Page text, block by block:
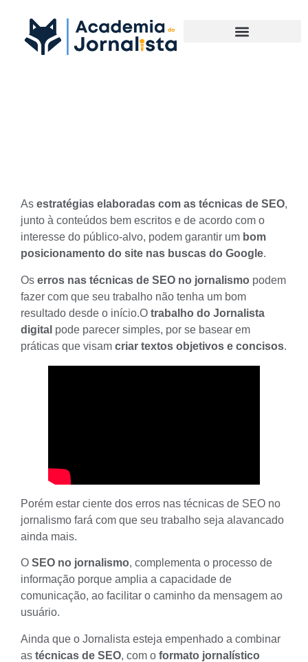
As estratégias elaboradas com as técnicas de SEO,
junto à conteúdos bem escritos e de acordo com o
interesse do público-alvo, podem garantir um bom
posicionamento do site nas buscas do Google.
Os erros nas técnicas de SEO no jornalismo podem
fazer com que seu trabalho não tenha um bom
resultado desde o início.O trabalho do Jornalista
digital pode parecer simples, por se basear em
práticas que visam criar textos objetivos e concisos.
Porém estar ciente dos erros nas técnicas de SEO no
jornalismo fará com que seu trabalho seja alavancado
ainda mais.
O SEO no jornalismo, complementa o processo de
informação porque amplia a capacidade de
comunicação, ao facilitar o caminho da mensagem ao
usuário.
Ainda que o Jornalista esteja empenhado a combinar
as técnicas de SEO, com o formato jornalístico